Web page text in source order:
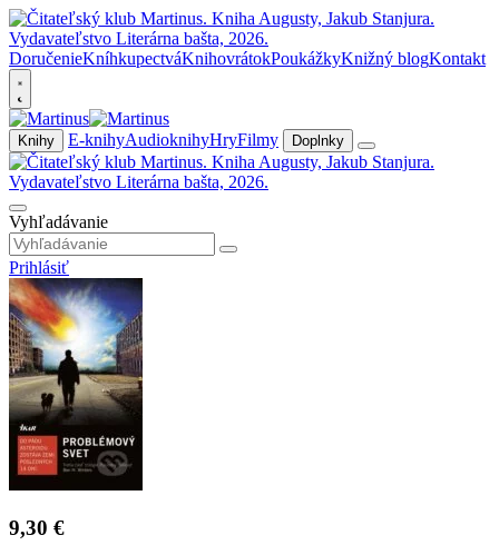
DoručenieKníhkupectváKnihovrátokPoukážkyKnižný blogKontakt
Knihy E-knihyAudioknihyHryFilmy Doplnky
Vyhľadávanie
Prihlásiť
9,30 €